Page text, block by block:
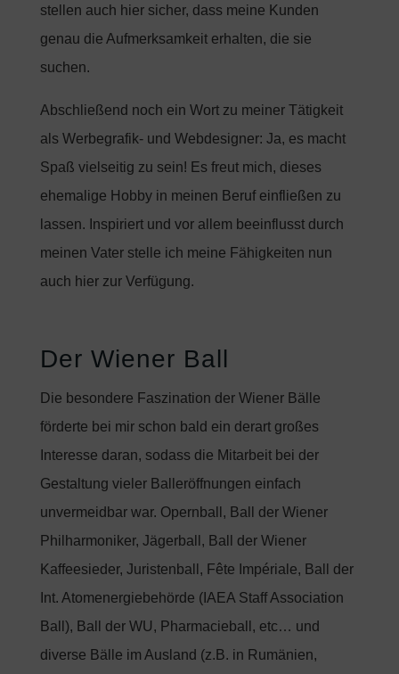
stellen auch hier sicher, dass meine Kunden
genau die Aufmerksamkeit erhalten, die sie
suchen.
Abschließend noch ein Wort zu meiner Tätigkeit
als Werbegrafik- und Webdesigner: Ja, es macht
Spaß vielseitig zu sein! Es freut mich, dieses
ehemalige Hobby in meinen Beruf einfließen zu
lassen. Inspiriert und vor allem beeinflusst durch
meinen Vater stelle ich meine Fähigkeiten nun
auch hier zur Verfügung.
Der Wiener Ball
Die besondere Faszination der Wiener Bälle
förderte bei mir schon bald ein derart großes
Interesse daran, sodass die Mitarbeit bei der
Gestaltung vieler Balleröffnungen einfach
unvermeidbar war. Opernball, Ball der Wiener
Philharmoniker, Jägerball, Ball der Wiener
Kaffeesieder, Juristenball, Fête Impériale, Ball der
Int. Atomenergiebehörde (IAEA Staff Association
Ball), Ball der WU, Pharmacieball, etc… und
diverse Bälle im Ausland (z.B. in Rumänien,